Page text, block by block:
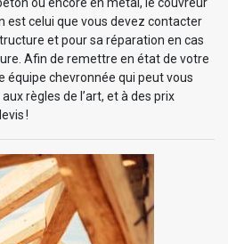
ou encore en métal, le couvreur
est celui que vous devez contacter
et pour sa réparation en cas
Afin de remettre en état de votre
équipe chevronnée qui peut vous
règles de l’art, et à des prix
!